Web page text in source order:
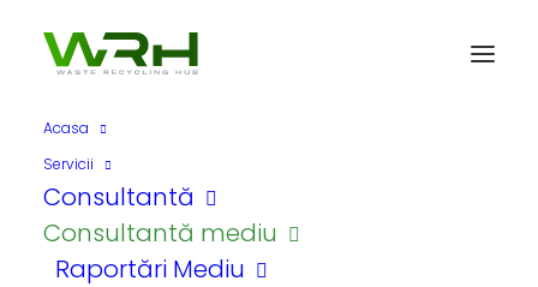
Acasa
Servicii
Consultantă
Consultantă mediu
Raportări Mediu